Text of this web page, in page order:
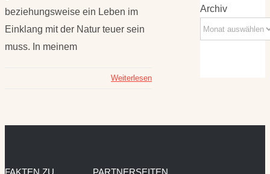
beziehungsweise ein Leben im
Einklang mit der Natur teuer sein
muss. In meinem
Weiterlesen
Archiv
FAKTEN ZU
PARTNERSEITEN